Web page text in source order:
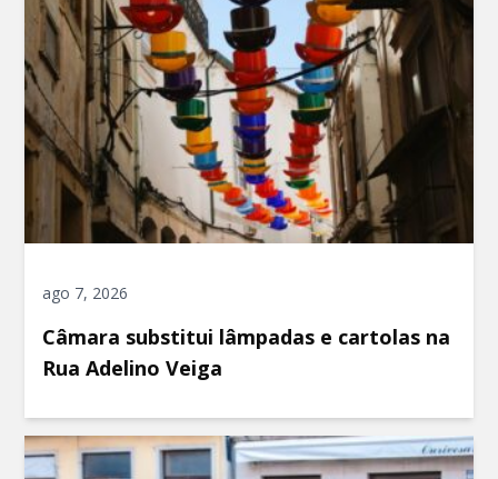
ago 7, 2026
Câmara substitui lâmpadas e cartolas na
Rua Adelino Veiga